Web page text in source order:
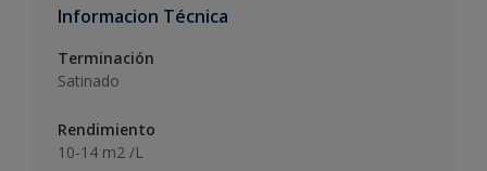
Informacion Técnica
Terminación
Satinado
Rendimiento
10-14 m2 /L